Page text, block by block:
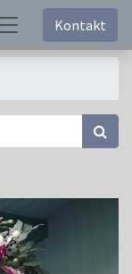
Kontakt